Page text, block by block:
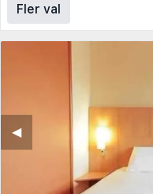
Fler val
◀︎